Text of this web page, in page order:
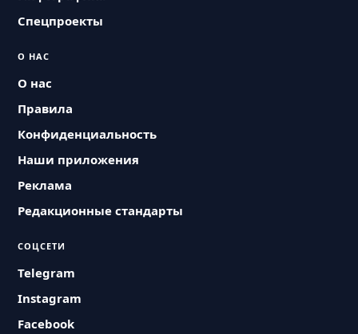
Спецпроекты
О НАС
О нас
Правила
Конфиденциальность
Наши приложения
Реклама
Редакционные стандарты
СОЦСЕТИ
Telegram
Instagram
Facebook